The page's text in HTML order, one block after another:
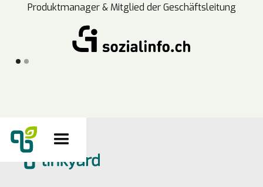
Produktmanager & Mitglied der Geschäftsleitung